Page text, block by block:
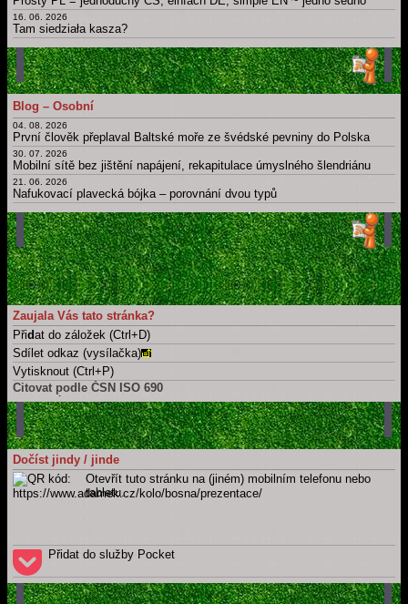
16. 06. 2026
Tam siedziała kasza?
Obchod
12. 05. 2026
Bit, byt, bít, být, byť; nabít, dobít, nabýt, dobýt; nebýt
11. 05. 2026
Psát × píšu; číst × čtu: Migrujące "í".
Hlavní strana blogu
Všechny články
Blog – Osobní
04. 08. 2026
První člověk přeplaval Baltské moře ze švédské pevniny do Polska
30. 07. 2026
Mobilní sítě bez jištění napájení, rekapitulace úmyslného šlendriánu
21. 06. 2026
Nafukovací plavecká bójka – porovnání dvou typů
Berlínská zeď coby kruhová inverze
21. 05. 2026
Časová osa: Historie techniky v kontextu dalších dějin
11. 05. 2026
Take a part, zúčastnit se, wziąć udział, účast, ...
Hlavní strana blogu
Všechny články
Zaujala Vás tato stránka?
Přidat do záložek (Ctrl+D)
Sdílet odkaz (vysílačka)
Vytisknout (Ctrl+P)
Citovat podle ČSN ISO 690
Tuto stránku
ADÁMEK, Martin. Cestopisné promítání Na kole přes Rumunsko
do Bosny.Martin Adámek[online]. Náchod / Meziměstí [cit. 2026-08-
09]. Dostupné z: https://www.adamek.cz/kolo/bosna/prezentace
Celý web
ADÁMEK, Martin.Martin Adámek[online]. Náchod / Meziměstí [cit.
2026-08-09]. Dostupné z: https://www.adamek.cz
Dočíst jindy / jinde
Otevřít tuto stránku na (jiném) mobilním telefonu nebo
tabletu.
Přidat do služby Pocket